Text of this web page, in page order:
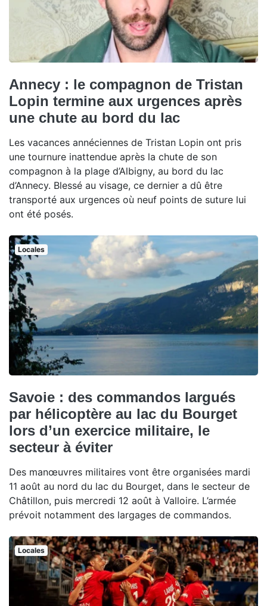
Annecy : le compagnon de Tristan
Lopin termine aux urgences après
une chute au bord du lac
Les vacances annéciennes de Tristan Lopin ont pris
une tournure inattendue après la chute de son
compagnon à la plage d’Albigny, au bord du lac
d’Annecy. Blessé au visage, ce dernier a dû être
transporté aux urgences où neuf points de suture lui
ont été posés.
Locales
Savoie : des commandos largués
par hélicoptère au lac du Bourget
lors d’un exercice militaire, le
secteur à éviter
Des manœuvres militaires vont être organisées mardi
11 août au nord du lac du Bourget, dans le secteur de
Châtillon, puis mercredi 12 août à Valloire. L’armée
prévoit notamment des largages de commandos.
Locales